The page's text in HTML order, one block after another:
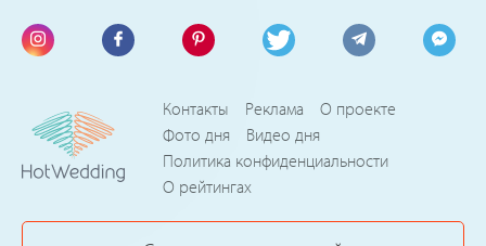
Контакты Реклама
О проекте
Фото дня
Видео дня
Политика конфиденциальности
О рейтингах